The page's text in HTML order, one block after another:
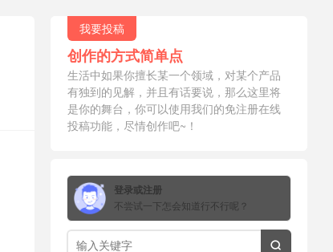
我要投稿
创作的方式简单点
生活中如果你擅长某一个领域，对某个产品
有独到的见解，并且有话要说，那么这里将
是你的舞台，你可以使用我们的免注册在线
投稿功能，尽情创作吧~！
登录或注册
不尝试一下怎会知道行不行呢？
